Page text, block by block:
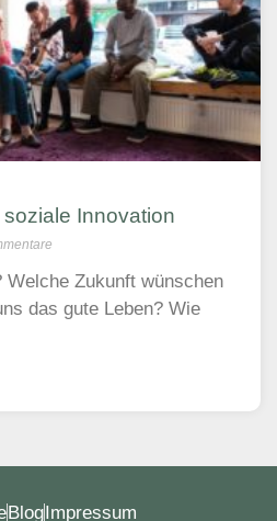
Innovation
Welche Zukunft wünschen
das gute Leben? Wie
BlogImpressum